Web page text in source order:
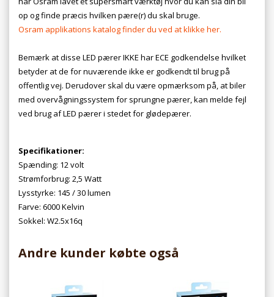
op og finde præcis hvilken pære(r) du skal bruge.
Osram applikations katalog finder du ved at klikke her.
Bemærk at disse LED pærer IKKE har ECE godkendelse hvilket
betyder at de for nuværende ikke er godkendt til brug på
offentlig vej. Derudover skal du være opmærksom på, at biler
med overvågningssystem for sprungne pærer, kan melde fejl
ved brug af LED pærer i stedet for glødepærer.
Specifikationer:
Spænding: 12 volt
Strømforbrug: 2,5 Watt
Lysstyrke: 145 / 30 lumen
Farve: 6000 Kelvin
Sokkel: W2.5x16q
Andre kunder købte også